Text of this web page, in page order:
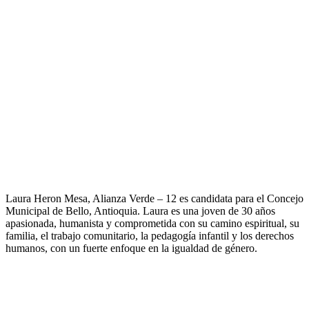
Laura Heron Mesa, Alianza Verde – 12 es candidata para el Concejo
Municipal de Bello, Antioquia. Laura es una joven de 30 años
apasionada, humanista y comprometida con su camino espiritual, su
familia, el trabajo comunitario, la pedagogía infantil y los derechos
humanos, con un fuerte enfoque en la igualdad de género.